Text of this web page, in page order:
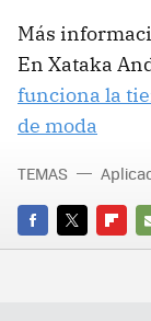
Más
En Xataka
funciona la
de moda
FACEBOOK
TWITTER
TEMAS